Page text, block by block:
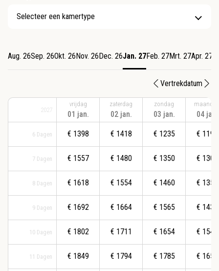
Selecteer een kamertype
Aug. 26Sep. 26Okt. 26 Nov. 26 Dec. 26Jan. 27Feb. 27Mrt. 27Apr. 27
Vertrekdatum
2027
6 Dagen
7 Dagen
8 Dagen
9 Dagen
10 Dagen
11 Dagen
vrijdag
01 jan.
€ 1398
€ 1557
€ 1618
€ 1692
€ 1802
€ 1849
zaterdag
02 jan.
€ 1418
€ 1480
€ 1554
€ 1664
€ 1711
€ 1794
zondag
03 jan.
€ 1235
€ 1350
€ 1460
€ 1565
€ 1654
€ 1785
04 jan.
€ 1197
€ 1307
€ 1354
€ 1437
€ 1547
€ 1657